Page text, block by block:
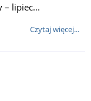
– lipiec...
Czytaj więcej...